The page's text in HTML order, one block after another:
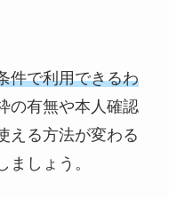
件で利用できるわ
の有無や本人確認
える方法が変わる
しょう。